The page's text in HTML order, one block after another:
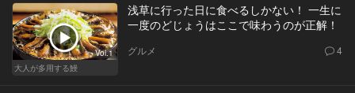
Vol.1
大人が多用する鰻
浅草に行った日に食べるしかない！ 一生に
一度のどじょうはここで味わうのが正解！
グルメ 4